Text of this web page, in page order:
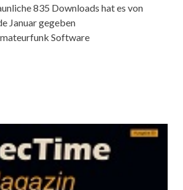
835 Downloads hat es von
Januar gegeben
Software